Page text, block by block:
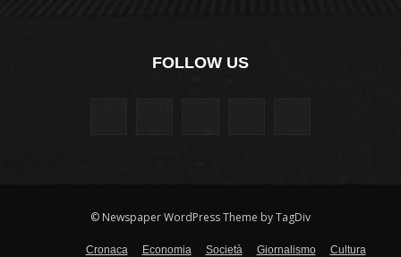
FOLLOW US
© Newspaper WordPress Theme by TagDiv
Cronaca Economia Società Giornalismo Cultura